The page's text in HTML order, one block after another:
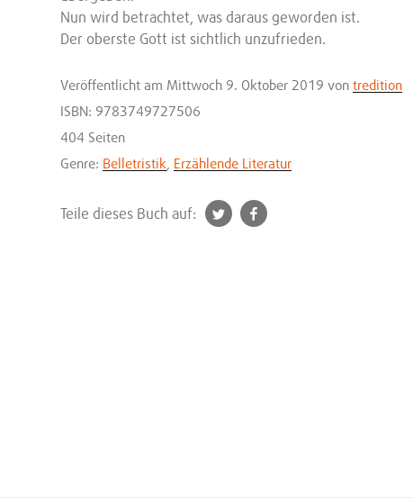
Nun wird betrachtet, was daraus geworden ist.
Der oberste Gott ist sichtlich unzufrieden.
Veröffentlicht am Mittwoch 9. Oktober 2019 vontredition
ISBN: 9783749727506
404 Seiten
Genre: Belletristik Erzählende Literatur
Teile dieses Buch auf:
t
f